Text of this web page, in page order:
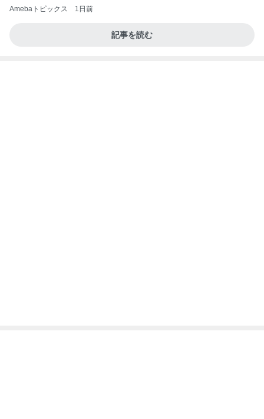
Amebaトピックス 1日前
記事を読む